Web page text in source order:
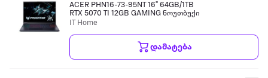
ACER PHN16-73-95NT 16" 64GB/1TB
RTX 5070 TI 12GB GAMING ნოუთბუქი
IT Home
დამატება